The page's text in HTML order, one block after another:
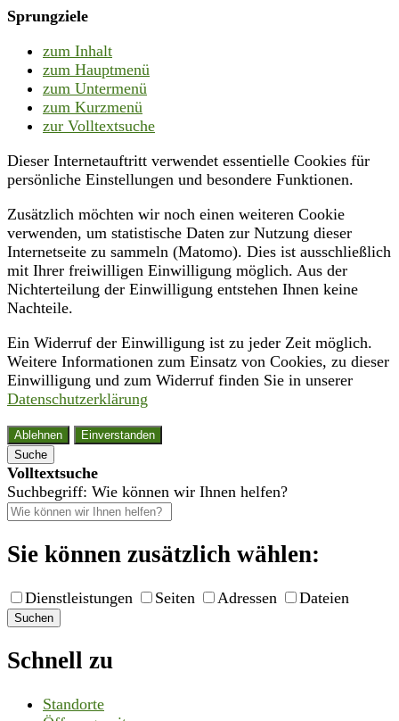
Sprungziele
zum Inhalt
zum Hauptmenü
zum Untermenü
zum Kurzmenü
zur Volltextsuche
Dieser Internetauftritt verwendet essentielle Cookies für
persönliche Einstellungen und besondere Funktionen.
Zusätzlich möchten wir noch einen weiteren Cookie
verwenden, um statistische Daten zur Nutzung dieser
Internetseite zu sammeln (Matomo). Dies ist ausschließlich
mit Ihrer freiwilligen Einwilligung möglich. Aus der
Nichterteilung der Einwilligung entstehen Ihnen keine
Nachteile.
Ein Widerruf der Einwilligung ist zu jeder Zeit möglich.
Weitere Informationen zum Einsatz von Cookies, zu dieser
Einwilligung und zum Widerruf finden Sie in unserer
Datenschutzerklärung
Ablehnen
Einverstanden
Suche
Volltextsuche
Suchbegriff: Wie können wir Ihnen helfen?
Sie können zusätzlich wählen:
Dienstleistungen Seiten Adressen Dateien
Suchen
Schnell zu
Standorte